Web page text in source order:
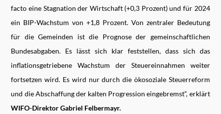
facto eine Stagnation der Wirtschaft (+0,3 Prozent) und für 2024
ein BIP-Wachstum von +1,8 Prozent. Von zentraler Bedeutung
für die Gemeinden ist die Prognose der gemeinschaftlichen
Bundesabgaben. Es lässt sich klar feststellen, dass sich das
inflationsgetriebene Wachstum der Steuereinnahmen weiter
fortsetzen wird. Es wird nur durch die ökosoziale Steuerreform
und die Abschaffung der kalten Progression eingebremst“, erklärt
WIFO-Direktor Gabriel Felbermayr.